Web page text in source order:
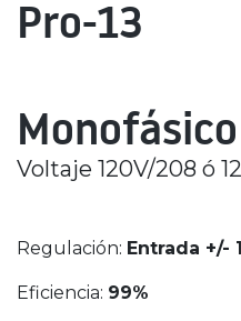
Pro-13
Voltaje 120V/208 ó
Regulación: Entrada +/-
Eficiencia: 99%